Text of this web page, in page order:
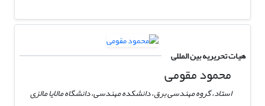
هیات تحریریه بین المللی
محمود مقومی
استاد، گروه مهندسی برق، دانشکده مهندسی، دانشگاه مالایا مالزی